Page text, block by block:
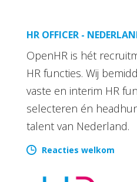
HR OFFICER -
OpenHR is hét
HR functies. Wij
vaste en interim HR
selecteren én
talent van Nederland.
Reacties welkom